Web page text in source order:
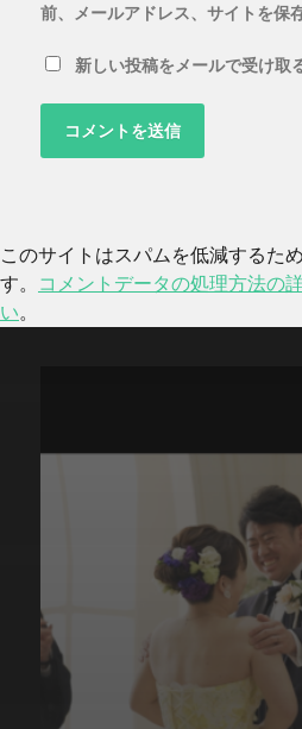
前、メールアドレス、サイトを保
新しい投稿をメールで受け取
このサイトはスパムを低減するた
す。
コメントデータの処理方法の
い。